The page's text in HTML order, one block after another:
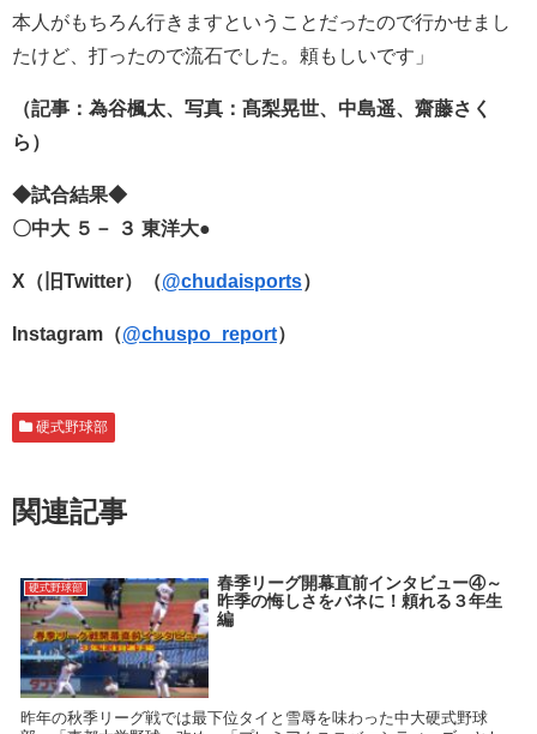
本人がもちろん行きますということだったので行かせまし
たけど、打ったので流石でした。頼もしいです」
（記事：為谷楓太、写真：髙梨晃世、中島遥、齋藤さく
ら）
◆試合結果◆
〇中大 ５－ ３ 東洋大●
X（旧Twitter）（@chudaisports）
Instagram（@chuspo_report）
硬式野球部
関連記事
硬式野球部
春季リーグ開幕直前インタビュー④～
昨季の悔しさをバネに！頼れる３年生
編
昨年の秋季リーグ戦では最下位タイと雪辱を味わった中大硬式野球